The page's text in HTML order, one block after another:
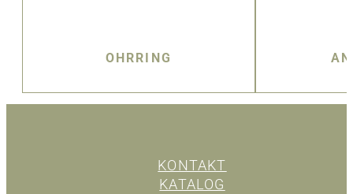
OHRRING
KONTAKT
KATALOG